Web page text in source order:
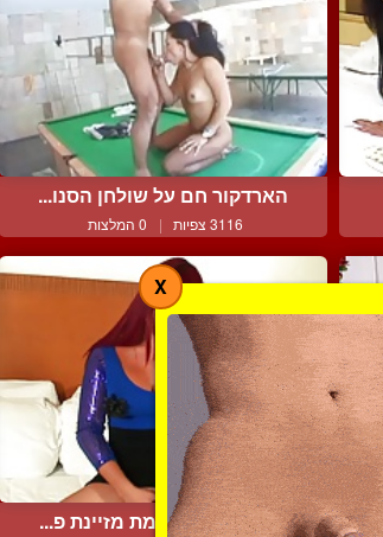
הארדקור חם על שולחן הסנו...
3116 צפיות | 0 המלצות
פצצת מין מושלמת מזיינת פ...
X